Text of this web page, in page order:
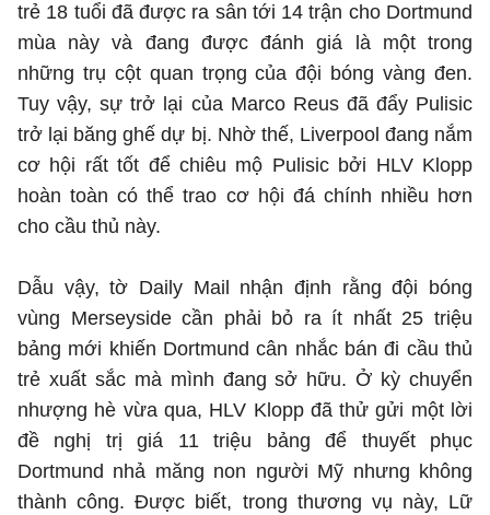
trẻ 18 tuổi đã được ra sân tới 14 trận cho Dortmund
mùa này và đang được đánh giá là một trong
những trụ cột quan trọng của đội bóng vàng đen.
Tuy vậy, sự trở lại của Marco Reus đã đẩy Pulisic
trở lại băng ghế dự bị. Nhờ thế, Liverpool đang nắm
cơ hội rất tốt để chiêu mộ Pulisic bởi HLV Klopp
hoàn toàn có thể trao cơ hội đá chính nhiều hơn
cho cầu thủ này.
Dẫu vậy, tờ Daily Mail nhận định rằng đội bóng
vùng Merseyside cần phải bỏ ra ít nhất 25 triệu
bảng mới khiến Dortmund cân nhắc bán đi cầu thủ
trẻ xuất sắc mà mình đang sở hữu. Ở kỳ chuyển
nhượng hè vừa qua, HLV Klopp đã thử gửi một lời
đề nghị trị giá 11 triệu bảng để thuyết phục
Dortmund nhả măng non người Mỹ nhưng không
thành công. Được biết, trong thương vụ này, Lữ